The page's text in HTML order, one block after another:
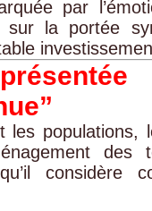
par
sur la portée
les populations,
considère